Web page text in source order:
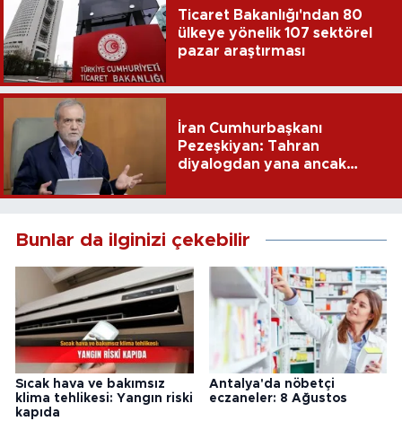
Ticaret Bakanlığı'ndan 80
ülkeye yönelik 107 sektörel
pazar araştırması
İran Cumhurbaşkanı
Pezeşkiyan: Tahran
diyalogdan yana ancak
Bunlar da ilginizi çekebilir
Sıcak hava ve bakımsız
klima tehlikesi: Yangın riski
kapıda
Antalya'da nöbetçi
eczaneler: 8 Ağustos